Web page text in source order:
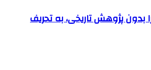
بدون پژوهش تاریخی، به تحریف